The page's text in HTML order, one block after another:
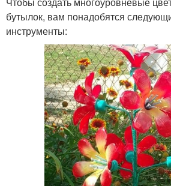
бутылок, вам понадобятся
инструменты: